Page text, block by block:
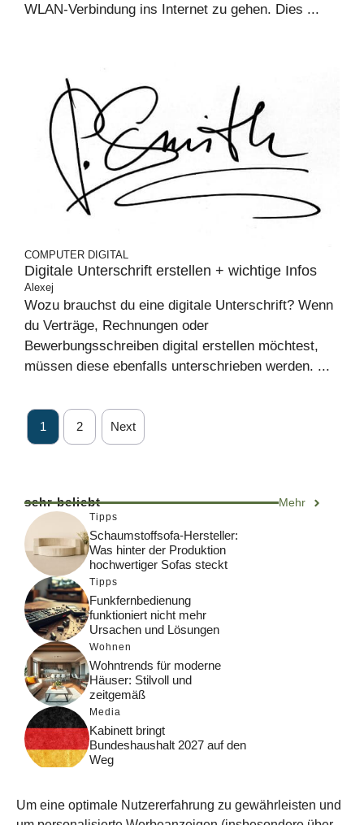
Um eine optimale Nutzererfahrung zu gewährleisten und
WLAN-Verbindung ins Internet zu gehen. Dies ...
COMPUTER DIGITAL
Digitale Unterschrift erstellen + wichtige Infos
Alexej
Wozu brauchst du eine digitale Unterschrift? Wenn
du Verträge, Rechnungen oder
Bewerbungsschreiben digital erstellen möchtest,
müssen diese ebenfalls unterschrieben werden. ...
1 2 Next
sehr beliebt Mehr
Tipps
Schaumstoffsofa-Hersteller:
Was hinter der Produktion
hochwertiger Sofas steckt
Tipps
Funkfernbedienung
funktioniert nicht mehr
Ursachen und Lösungen
Wohnen
Wohntrends für moderne
Häuser: Stilvoll und
zeitgemäß
Media
Kabinett bringt
Bundeshaushalt 2027 auf den
Weg
Funktionsweise, Prozesse